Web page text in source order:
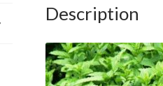
Description